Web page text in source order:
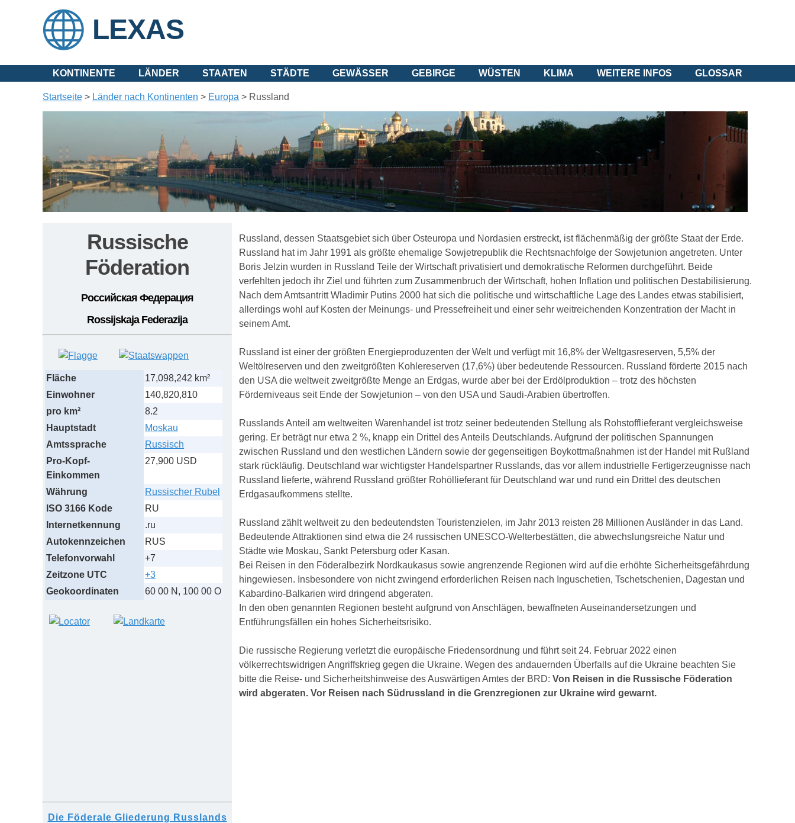
LEXAS
KONTINENTE LÄNDER STAATEN STÄDTE GEWÄSSER GEBIRGE WÜSTEN KLIMA WEITERE INFOS GLOSSAR
Startseite > Länder nach Kontinenten > Europa > Russland
Russische
Föderation
Российская Федерация
Rossijskaja Federazija
Fläche
17,098,242 km²
Einwohner
140,820,810
pro km²
8.2
Hauptstadt
Moskau
Amtssprache
Russisch
Pro-Kopf-
Einkommen
27,900 USD
Währung
Russischer Rubel
ISO 3166 Kode
RU
Internetkennung
.ru
Autokennzeichen
RUS
Telefonvorwahl
+7
Zeitzone UTC
+3
Geokoordinaten
60 00 N, 100 00 O
Die Föderale Gliederung Russlands
Russland, dessen Staatsgebiet sich über Osteuropa und Nordasien erstreckt, ist flächenmäßig der größte Staat der Erde.
Russland hat im Jahr 1991 als größte ehemalige Sowjetrepublik die Rechtsnachfolge der Sowjetunion angetreten. Unter
Boris Jelzin wurden in Russland Teile der Wirtschaft privatisiert und demokratische Reformen durchgeführt. Beide
verfehlten jedoch ihr Ziel und führten zum Zusammenbruch der Wirtschaft, hohen Inflation und politischen Destabilisierung.
Nach dem Amtsantritt Wladimir Putins 2000 hat sich die politische und wirtschaftliche Lage des Landes etwas stabilisiert,
allerdings wohl auf Kosten der Meinungs- und Pressefreiheit und einer sehr weitreichenden Konzentration der Macht in
seinem Amt.
Russland ist einer der größten Energieproduzenten der Welt und verfügt mit 16,8% der Weltgasreserven, 5,5% der
Weltölreserven und den zweitgrößten Kohlereserven (17,6%) über bedeutende Ressourcen. Russland förderte 2015 nach
den USA die weltweit zweitgrößte Menge an Erdgas, wurde aber bei der Erdölproduktion – trotz des höchsten
Förderniveaus seit Ende der Sowjetunion – von den USA und Saudi-Arabien übertroffen.
Russlands Anteil am weltweiten Warenhandel ist trotz seiner bedeutenden Stellung als Rohstofflieferant vergleichsweise
gering. Er beträgt nur etwa 2 %, knapp ein Drittel des Anteils Deutschlands. Aufgrund der politischen Spannungen
zwischen Russland und den westlichen Ländern sowie der gegenseitigen Boykottmaßnahmen ist der Handel mit Rußland
stark rückläufig. Deutschland war wichtigster Handelspartner Russlands, das vor allem industrielle Fertigerzeugnisse nach
Russland lieferte, während Russland größter Rohöllieferant für Deutschland war und rund ein Drittel des deutschen
Erdgasaufkommens stellte.
Russland zählt weltweit zu den bedeutendsten Touristenzielen, im Jahr 2013 reisten 28 Millionen Ausländer in das Land.
Bedeutende Attraktionen sind etwa die 24 russischen UNESCO-Welterbestätten, die abwechslungsreiche Natur und
Städte wie Moskau, Sankt Petersburg oder Kasan.
Bei Reisen in den Föderalbezirk Nordkaukasus sowie angrenzende Regionen wird auf die erhöhte Sicherheitsgefährdung
hingewiesen. Insbesondere von nicht zwingend erforderlichen Reisen nach Inguschetien, Tschetschenien, Dagestan und
Kabardino-Balkarien wird dringend abgeraten.
In den oben genannten Regionen besteht aufgrund von Anschlägen, bewaffneten Auseinandersetzungen und
Entführungsfällen ein hohes Sicherheitsrisiko.
Die russische Regierung verletzt die europäische Friedensordnung und führt seit 24. Februar 2022 einen
völkerrechtswidrigen Angriffskrieg gegen die Ukraine. Wegen des andauernden Überfalls auf die Ukraine beachten Sie
bitte die Reise- und Sicherheitshinweise des Auswärtigen Amtes der BRD: Von Reisen in die Russische Föderation
wird abgeraten. Vor Reisen nach Südrussland in die Grenzregionen zur Ukraine wird gewarnt.